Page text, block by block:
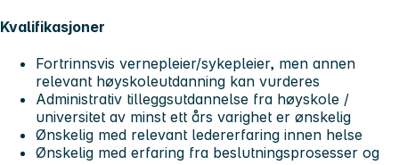
Kvalifikasjoner
Fortrinnsvis vernepleier/sykepleier, men annen
relevant høyskoleutdanning kan vurderes
Administrativ tilleggsutdannelse fra høyskole /
universitet av minst ett års varighet er ønskelig
Ønskelig med relevant ledererfaring innen helse
Ønskelig med erfaring fra beslutningsprosesser og